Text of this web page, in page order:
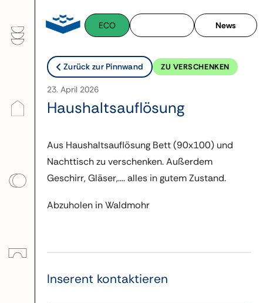
springen
ECO News
Zurück zur Pinnwand ZU VERSCHENKEN
23. April 2026
Haushaltsauflösung
Aus Haushaltsauflösung Bett (90x100) und
Nachttisch zu verschenken. Außerdem
Geschirr, Gläser,.... alles in gutem Zustand.
Abzuholen in Waldmohr
Inserent kontaktieren